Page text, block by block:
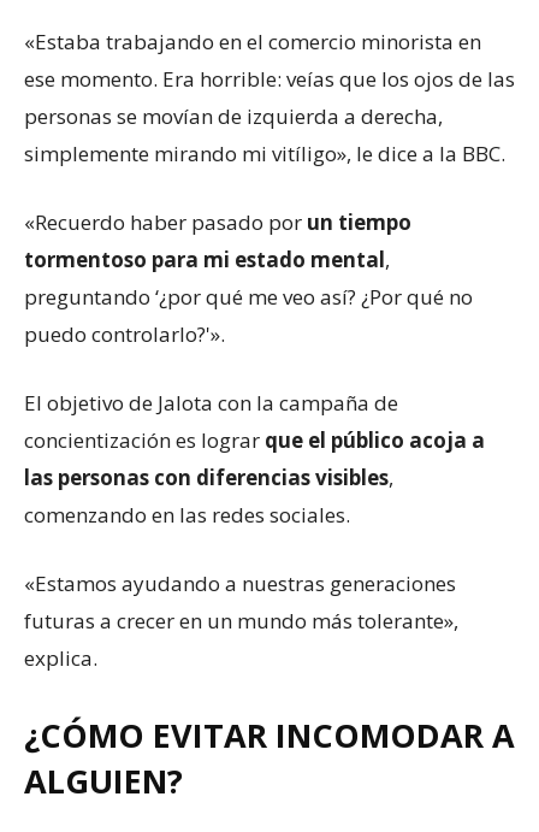
«Estaba trabajando en el comercio minorista en
ese momento. Era horrible: veías que los ojos de las
personas se movían de izquierda a derecha,
simplemente mirando mi vitíligo», le dice a la BBC.
«Recuerdo haber pasado por un tiempo
tormentoso para mi estado mental,
preguntando ‘¿por qué me veo así? ¿Por qué no
puedo controlarlo?'».
El objetivo de Jalota con la campaña de
concientización es lograr que el público acoja a
las personas con diferencias visibles,
comenzando en las redes sociales.
«Estamos ayudando a nuestras generaciones
futuras a crecer en un mundo más tolerante»,
explica.
¿CÓMO EVITAR INCOMODAR A
ALGUIEN?